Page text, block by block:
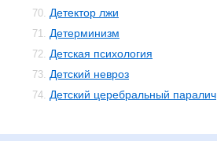
70. Детектор лжи
71. Детерминизм
72. Детская психология
73. Детский невроз
74. Детский церебральный паралич